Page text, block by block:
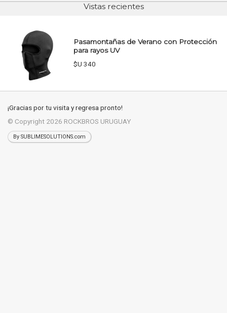
Vistas recientes
Pasamontañas de Verano con Protección
para rayos UV
$U 340
¡Gracias por tu visita y regresa pronto!
© Copyright 2026 ROCKBROS URUGUAY
By SUBLIMESOLUTIONS.com